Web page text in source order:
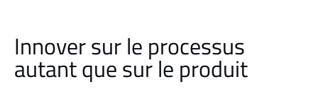
Innover sur le processus
autant que sur le produit